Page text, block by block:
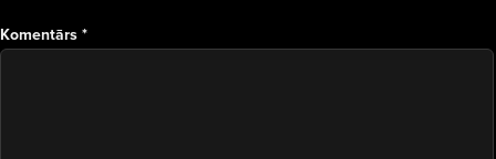
Komentārs*